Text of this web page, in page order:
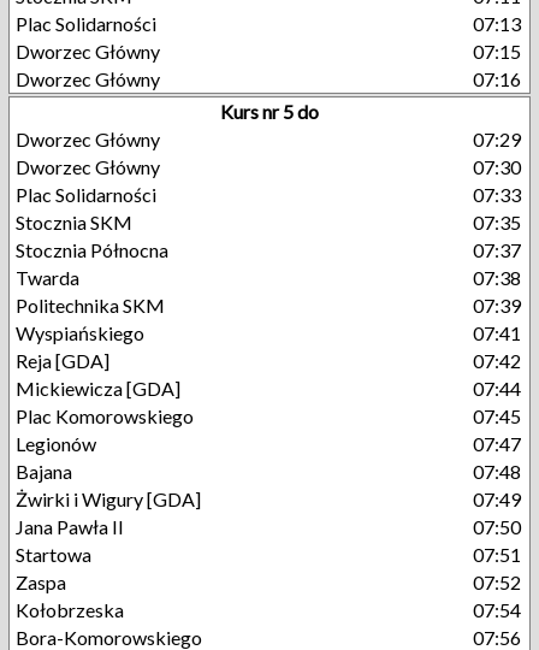
Plac Solidarności
07:13
Dworzec Główny
07:15
Dworzec Główny
07:16
Kurs nr 5 do
Dworzec Główny
07:29
Dworzec Główny
07:30
Plac Solidarności
07:33
Stocznia SKM
07:35
Stocznia Północna
07:37
Twarda
07:38
Politechnika SKM
07:39
Wyspiańskiego
07:41
Reja [GDA]
07:42
Mickiewicza [GDA]
07:44
Plac Komorowskiego
07:45
Legionów
07:47
Bajana
07:48
Żwirki i Wigury [GDA]
07:49
Jana Pawła II
07:50
Startowa
07:51
Zaspa
07:52
Kołobrzeska
07:54
Bora-Komorowskiego
07:56